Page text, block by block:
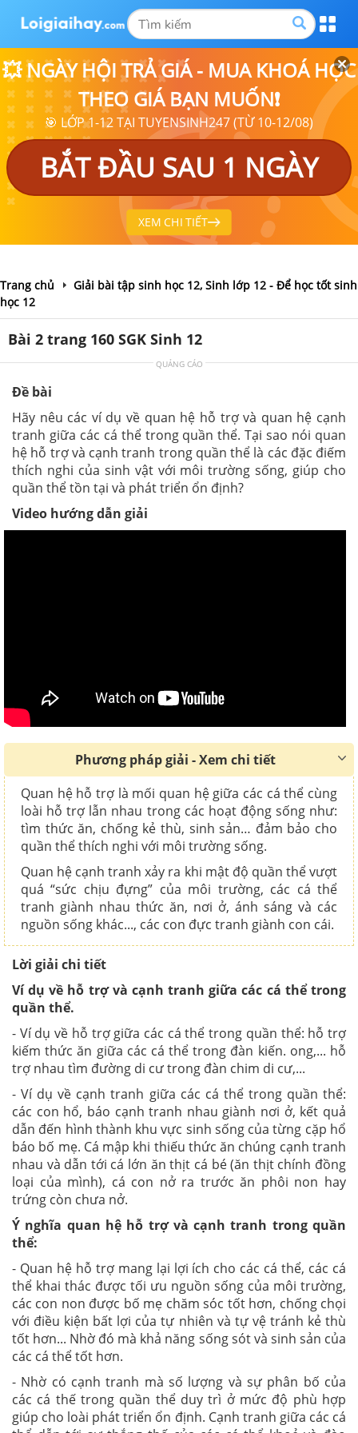
💥 NGÀY HỘI TRẢ GIÁ - MUA KHOÁ HỌC
THEO GIÁ BẠN MUỐN❗
🎯 LỚP 1-12 TẠI TUYENSINH247 (TỪ 10-12/08)
BẮT ĐẦU SAU 1 NGÀY
XEM CHI TIẾT
Trang chủ
Giải bài tập sinh học 12, Sinh lớp 12 - Để học tốt sinh
học 12
Bài 2 trang 160 SGK Sinh 12
QUẢNG CÁO
Đề bài
Hãy nêu các ví dụ về quan hệ hỗ trợ và quan hệ cạnh
tranh giữa các cá thể trong quần thể. Tại sao nói quan
hệ hỗ trợ và cạnh tranh trong quần thể là các đặc điếm
thích nghi của sinh vật với môi trường sống, giúp cho
quần thể tồn tại và phát triển ổn định?
Video hướng dẫn giải
Phương pháp giải - Xem chi tiết
Quan hệ hỗ trợ là mối quan hệ giữa các cá thể cùng
loài hỗ trợ lẫn nhau trong các hoạt động sống như:
tìm thức ăn, chống kẻ thù, sinh sản… đảm bảo cho
quần thể thích nghi với môi trường sống.
Quan hệ cạnh tranh xảy ra khi mật độ quần thể vượt
quá “sức chịu đựng” của môi trường, các cá thể
tranh giành nhau thức ăn, nơi ở, ánh sáng và các
nguồn sống khác..., các con đực tranh giành con cái.
Lời giải chi tiết
Ví dụ về hỗ trợ và cạnh tranh giữa các cá thể trong
quần thể.
- Ví dụ về hỗ trợ giữa các cá thể trong quần thể: hỗ trợ
kiếm thức ăn giữa các cá thể trong đàn kiến. ong,... hỗ
trợ nhau tìm đường di cư trong đàn chim di cư,...
- Ví dụ về cạnh tranh giữa các cá thể trong quần thể:
các con hổ, báo cạnh tranh nhau giành nơi ở, kết quả
dẫn đến hình thành khu vực sinh sống của từng cặp hổ
báo bố mẹ. Cá mập khi thiếu thức ăn chúng cạnh tranh
nhau và dẫn tới cá lớn ăn thịt cá bé (ăn thịt chính đồng
loại của mình), cá con nở ra trước ăn phôi non hay
trứng còn chưa nở.
Ý nghĩa quan hệ hỗ trợ và cạnh tranh trong quần
thể:
- Quan hệ hỗ trợ mang lại lợi ích cho các cá thể, các cá
thể khai thác được tối ưu nguồn sống của môi trường,
các con non được bố mẹ chăm sóc tốt hơn, chống chọi
với điều kiện bất lợi của tự nhiên và tự vệ tránh kẻ thù
tốt hơn... Nhờ đó mà khả năng sống sót và sinh sản của
các cá thể tốt hơn.
- Nhờ có cạnh tranh mà số lượng và sự phân bố của
các cá thế trong quần thể duy trì ở mức độ phù hợp
giúp cho loài phát triển ổn định. Cạnh tranh giữa các cá